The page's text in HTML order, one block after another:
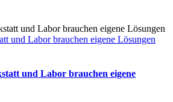
und Labor brauchen eigene Lösungen
und Labor brauchen eigene